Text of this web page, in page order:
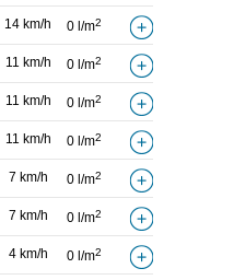
14 km/h 0 l/m2
11 km/h 0 l/m2
11 km/h 0 l/m2
11 km/h 0 l/m2
7 km/h 0 l/m2
7 km/h 0 l/m2
4 km/h 0 l/m2